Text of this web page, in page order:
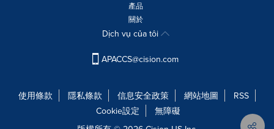
產品
關於
Dịch vụ của tôi
APACCS@cision.com
使用條款 隱私條款 信息安全政策 網站地圖
RSS
Cookie設定
無障礙